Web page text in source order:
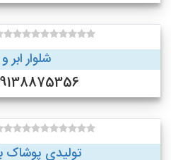
شلوار ابر
09138875356
تولیدی پوشاک